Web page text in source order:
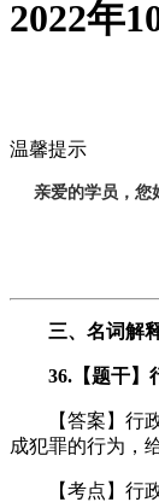
2022年
温馨提示
亲爱的学员，您
三、名词解释
36.【题干】
【答案】行政
成犯罪的行为，
【考点】行